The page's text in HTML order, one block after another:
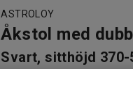
ASTROLOY
Åkstol med
Svart, sitthöjd 370-